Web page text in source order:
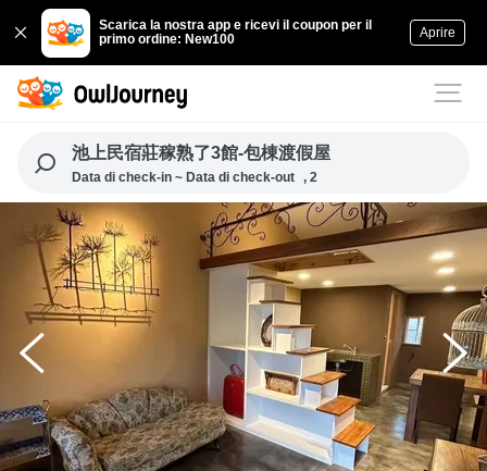
Scarica la nostra app e ricevi il coupon per il
primo ordine: New100
Aprire
池上民宿莊稼熟了3館-包棟渡假屋
Data di check-in ~ Data di check-out , 2